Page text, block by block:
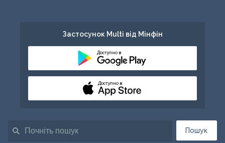
Пошук
Застосунок Multi від Мінфін
Доступно в
Доступно в